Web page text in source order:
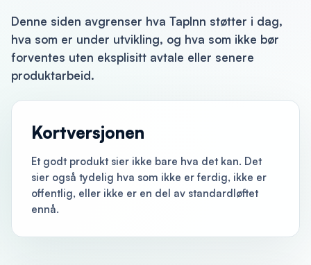
Denne siden avgrenser hva TapInn støtter i dag,
hva som er under utvikling, og hva som ikke bør
forventes uten eksplisitt avtale eller senere
produktarbeid.
Kortversjonen
Et godt produkt sier ikke bare hva det kan. Det
sier også tydelig hva som ikke er ferdig, ikke er
offentlig, eller ikke er en del av standardløftet
ennå.